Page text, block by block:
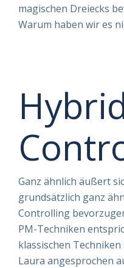
magischen Dreiecks
Warum haben wir es
Ganz ähnlich äußert
grundsätzlich ganz
Controlling
PM-Techniken
klassischen
Laura angesprochen